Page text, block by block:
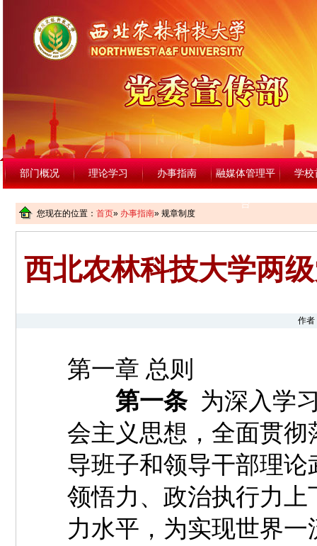
部门概况 理论学习 办事指南 融媒体管理平
台
学校
您现在的位置： 首页» 办事指南» 规章制度
西北农林科技大学两
作
第一章 总则
第一条为深入学
会主义思想，全面贯
导班子和领导干部理
领悟力、政治执行力
力水平，为实现世界